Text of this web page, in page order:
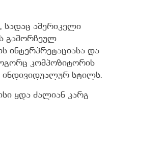
სადაც ამერიკელი
გამორჩეულ
ინტერპრეტაციასა და
კომპოზიტორის
ინდივიდუალურ სტილს.
ყდა ძალიან კარგ